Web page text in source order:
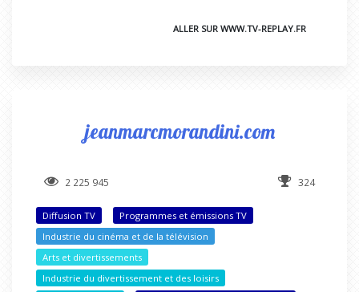
ALLER SUR WWW.TV-REPLAY.FR
jeanmarcmorandini.com
2 225 945 324
Diffusion TV
Programmes et émissions TV
Industrie du cinéma et de la télévision
Arts et divertissements
Industrie du divertissement et des loisirs